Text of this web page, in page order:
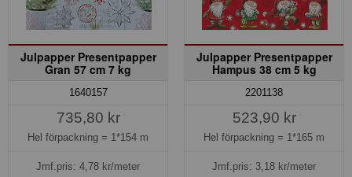
Julpapper Presentpapper
Gran 57 cm 7 kg
1640157
735,80 kr
Hel förpackning = 1*154 m
Jmf.pris: 4,78 kr/meter
Julpapper Presentpapper
Hampus 38 cm 5 kg
2201138
523,90 kr
Hel förpackning = 1*165 m
Jmf.pris: 3,18 kr/meter